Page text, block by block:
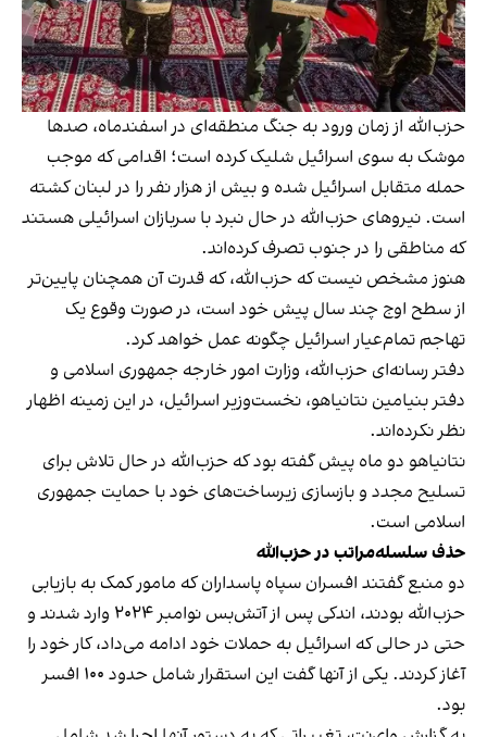
حزب‌الله از زمان ورود به جنگ منطقه‌ای در اسفندماه، صدها
موشک به سوی اسرائیل شلیک کرده است؛ اقدامی که موجب
حمله متقابل اسرائیل شده و بیش از هزار نفر را در لبنان کشته
است. نیروهای حزب‌الله در حال نبرد با سربازان اسرائیلی هستند
که مناطقی را در جنوب تصرف کرده‌اند.
هنوز مشخص نیست که حزب‌الله، که قدرت آن همچنان پایین‌تر
از سطح اوج چند سال پیش خود است، در صورت وقوع یک
تهاجم تمام‌عیار اسرائیل چگونه عمل خواهد کرد.
دفتر رسانه‌ای حزب‌الله، وزارت امور خارجه جمهوری اسلامی و
دفتر بنیامین نتانیاهو، نخست‌وزیر اسرائیل، در این زمینه اظهار
نظر نکرده‌اند.
نتانیاهو دو ماه پیش گفته بود که حزب‌الله در حال تلاش برای
تسلیح مجدد و بازسازی زیرساخت‌های خود با حمایت جمهوری
اسلامی است.
حذف سلسله‌مراتب در حزب‌الله
دو منبع گفتند افسران سپاه پاسداران که مامور کمک به بازیابی
حزب‌الله بودند، اندکی پس از آتش‌بس نوامبر ۲۰۲۴ وارد شدند و
حتی در حالی که اسرائیل به حملات خود ادامه می‌داد، کار خود را
آغاز کردند. یکی از آنها گفت این استقرار شامل حدود ۱۰۰ افسر
بود.